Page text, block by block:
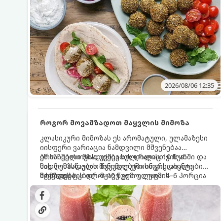
2026/08/06 12:35
როგორ მოვამზადოთ მაყვლის მიმოზა
კლასიკური მიმოზას ეს არომატული, ულამაზესი
იისფერი ვარიაცია ნამდვილი მშვენებაა
ბრანჩებისთვის, უქმეების დილისთვის ან
სადღესასწაულო წვეულებებისთვის. ახალი
მაყვლის ტკბილ-მჟავე გემო, ლაიმის
ციტრუსოვანი არომატი და ცქრიალა ღვინის
ბუშტუკები ქმნის საოცრად დახვეწილ და
მაგრილებელ კოქტეილს.
ეს სასმელი მზადდება სულ რაღაც 10 წუთში და
მის მომზადებას მინიმალური ინგრედიენტები
სჭირდება.
მომზადების დრო: 10 წუთი ულუფა: 4–6 პორცია